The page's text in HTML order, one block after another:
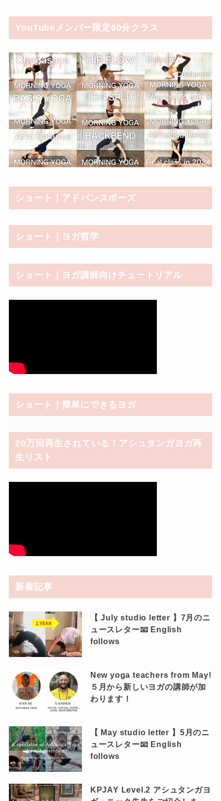
YouTubeメンバー限定60分クラス
ショート｜アドバンスポーズ
ショート｜ヨガ哲学
ショート｜ヨガ講師向けチュートリアル
ショート｜簡単にできるヨガ
20万回再生されている！アシュタンガヨガ再
生リスト
新着記事
【 July studio letter 】7月のニ
ュースレター📧 English
follows
New yoga teachers from May!
５月から新しいヨガの講師が加
わります！
【 May studio letter 】5月のニ
ュースレター📧 English
follows
KPJAY Level.2 アシュタンガヨ